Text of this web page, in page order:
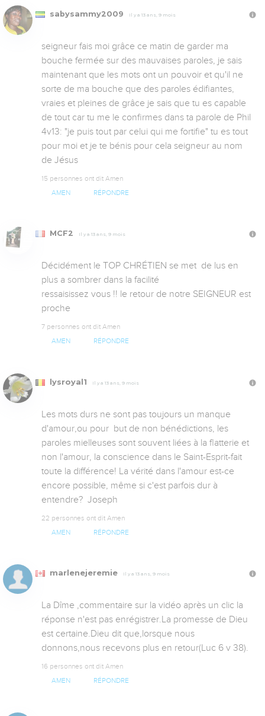
sabysammy2009 Il y a 13 ans, 9 mois
seigneur fais moi grâce ce matin de garder ma
bouche fermée sur des mauvaises paroles, je sais
maintenant que les mots ont un pouvoir et qu'il ne
sorte de ma bouche que des paroles édifiantes,
vraies et pleines de grâce je sais que tu es capable
de tout car tu me le confirmes dans ta parole de Phil
4v13: "je puis tout par celui qui me fortifie" tu es tout
pour moi et je te bénis pour cela seigneur au nom
de Jésus
15 personnes ont dit Amen
AMEN RÉPONDRE
MCF2 Il y a 13 ans, 9 mois
Décidément le TOP CHRÉTIEN se met  de lus en
plus a sombrer dans la facilité
ressaisissez vous !! le retour de notre SEIGNEUR est
proche
7 personnes ont dit Amen
AMEN RÉPONDRE
lysroyal1 Il y a 13 ans, 9 mois
Les mots durs ne sont pas toujours un manque
d'amour,ou pour  but de non bénédictions, les
paroles mielleuses sont souvent liées à la flatterie et
non l'amour, la conscience dans le Saint-Esprit-fait
toute la différence! La vérité dans l'amour est-ce
encore possible, même si c'est parfois dur à
entendre?  Joseph
22 personnes ont dit Amen
AMEN RÉPONDRE
marlenejeremie Il y a 13 ans, 9 mois
La Dîme ,commentaire sur la vidéo après un clic la
réponse n'est pas enrégistrer.La promesse de Dieu
est certaine.Dieu dit que,lorsque nous
donnons,nous recevons plus en retour(Luc 6 v 38).
16 personnes ont dit Amen
AMEN RÉPONDRE